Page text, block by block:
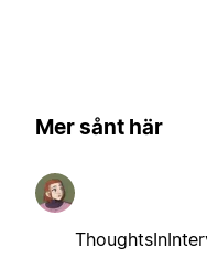
Mer sånt här